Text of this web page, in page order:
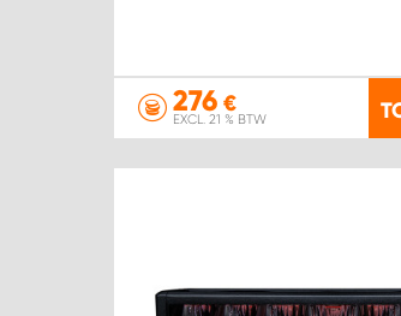
276 €
EXCL. 21 % BTW